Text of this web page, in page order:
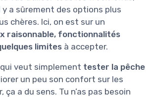
y a sûrement des options plus
chères. Ici, on est sur un
raisonnable, fonctionnalités
limites à accepter.
qui veut simplement tester la pêche
un peu son confort sur les
ça a du sens. Tu n’as pas besoin